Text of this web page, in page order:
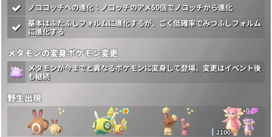
ノココッチへの進化：ノコッチのアメ50個でノコッチから進化
基本はふたふしフォルムに進化するが、ごく低確率でみつふしフォルム
に進化する
メタモンの変身ポケモン変更
メタモンが今までと異なるポケモンに変身して登場。変更はイベント後
も継続
野生出現
2100